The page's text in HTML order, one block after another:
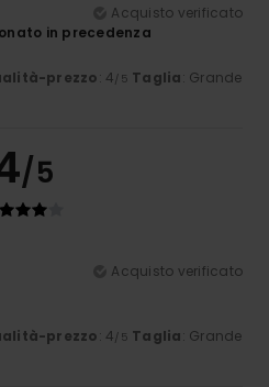
Acquisto verificato
in precedenza
prezzo: 4/5 Taglia: Grande
/5
Acquisto verificato
prezzo: 4/5 Taglia: Grande